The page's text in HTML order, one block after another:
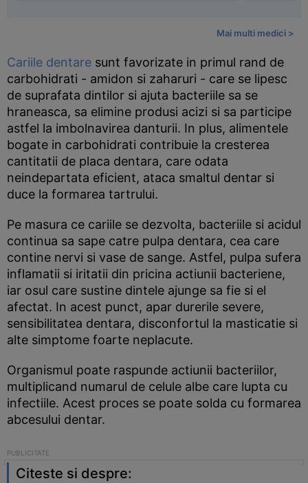
Mai multi medici >
Cariile dentare sunt favorizate in primul rand de
carbohidrati - amidon si zaharuri - care se lipesc
de suprafata dintilor si ajuta bacteriile sa se
hraneasca, sa elimine produsi acizi si sa participe
astfel la imbolnavirea danturii. In plus, alimentele
bogate in carbohidrati contribuie la cresterea
cantitatii de placa dentara, care odata
neindepartata eficient, ataca smaltul dentar si
duce la formarea tartrului.
Pe masura ce cariile se dezvolta, bacteriile si acidul
continua sa sape catre pulpa dentara, cea care
contine nervi si vase de sange. Astfel, pulpa sufera
inflamatii si iritatii din pricina actiunii bacteriene,
iar osul care sustine dintele ajunge sa fie si el
afectat. In acest punct, apar durerile severe,
sensibilitatea dentara, disconfortul la masticatie si
alte simptome foarte neplacute.
Organismul poate raspunde actiunii bacteriilor,
multiplicand numarul de celule albe care lupta cu
infectiile. Acest proces se poate solda cu formarea
abcesului dentar.
Citeste si despre: